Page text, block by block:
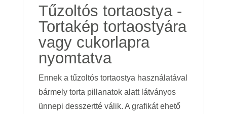
Tűzoltós tortaostya -
Tortakép tortaostyára
vagy cukorlapra
nyomtatva
Ennek a tűzoltós tortaostya használatával
bármely torta pillanatok alatt látványos
ünnepi desszertté válik. A grafikát ehető